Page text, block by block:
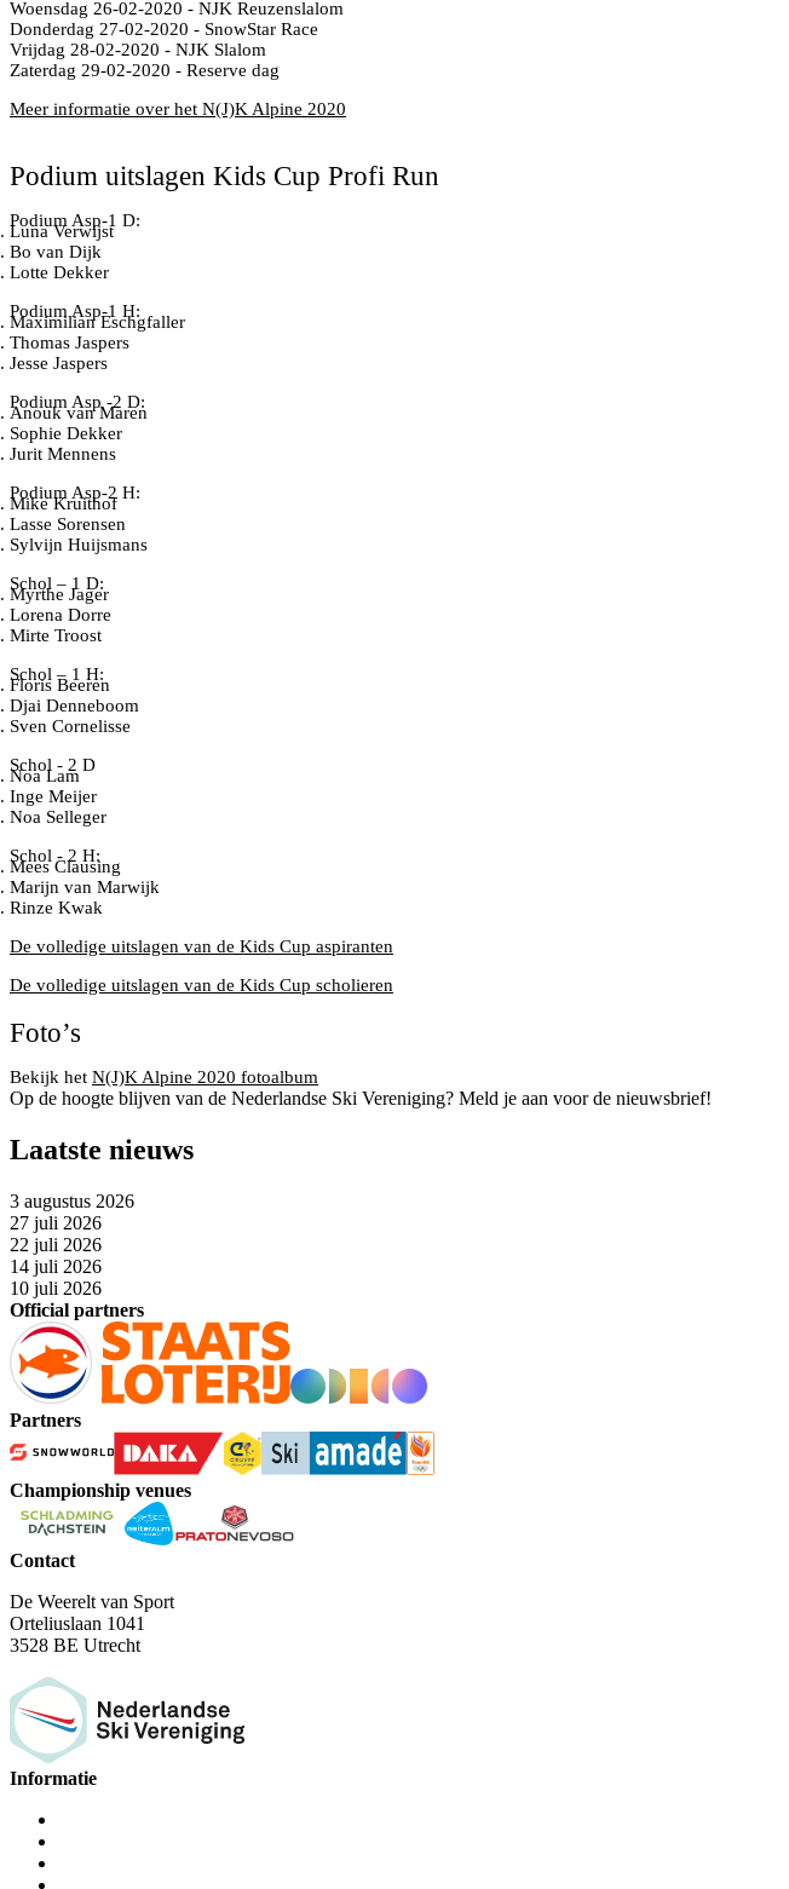
Woensdag 26-02-2020 - NJK Reuzenslalom
Donderdag 27-02-2020 - SnowStar Race
Vrijdag 28-02-2020 - NJK Slalom
Zaterdag 29-02-2020 - Reserve dag
Meer informatie over het N(J)K Alpine 2020
Podium uitslagen Kids Cup Profi Run
Podium Asp-1 D:
Luna Verwijst
Bo van Dijk
Lotte Dekker
Podium Asp-1 H:
Maximilian Eschgfaller
Thomas Jaspers
Jesse Jaspers
Podium Asp -2 D:
Anouk van Maren
Sophie Dekker
Jurit Mennens
Podium Asp-2 H:
Mike Kruithof
Lasse Sorensen
Sylvijn Huijsmans
Schol – 1 D:
Myrthe Jager
Lorena Dorre
Mirte Troost
Schol – 1 H:
Floris Beeren
Djai Denneboom
Sven Cornelisse
Schol - 2 D
Noa Lam
Inge Meijer
Noa Selleger
Schol - 2 H:
Mees Clausing
Marijn van Marwijk
Rinze Kwak
De volledige uitslagen van de Kids Cup aspiranten
De volledige uitslagen van de Kids Cup scholieren
Foto’s
Bekijk het N(J)K Alpine 2020 fotoalbum
Op de hoogte blijven van de Nederlandse Ski Vereniging? Meld je aan voor de nieuwsbrief!
Laatste nieuws
3 augustus 2026
27 juli 2026
22 juli 2026
14 juli 2026
10 juli 2026
Official partners
Partners
Championship venues
Contact
De Weerelt van Sport
Orteliuslaan 1041
3528 BE Utrecht
Informatie